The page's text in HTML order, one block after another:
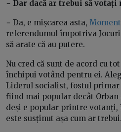
− Dar dacă ar trebui să votați
− Da, e mișcarea asta,
referendumul împotriva
să arate că au putere.
Nu cred că sunt de acord cu
închipui votând pentru ei.
Liderul socialist, fostul primar
fiind mai popular decât Orban
deși e popular printre
este susținut așa cum ar trebui.